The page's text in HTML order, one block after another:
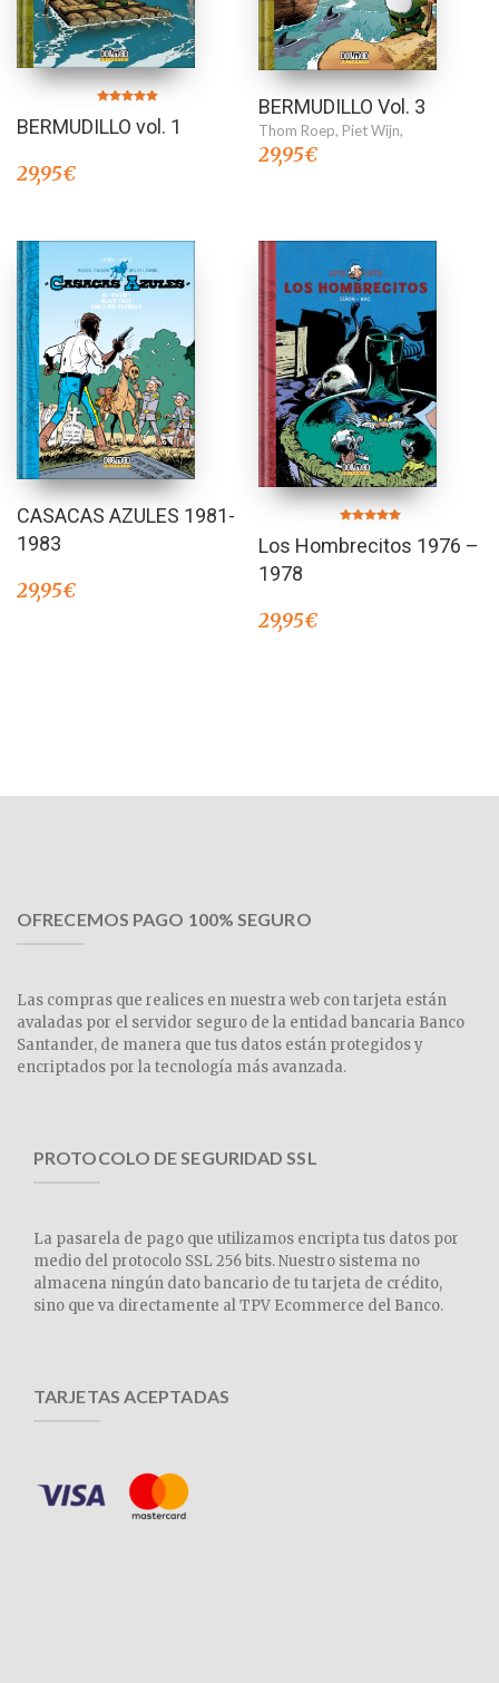
de 5
BERMUDILLO vol. 1
29,95€
BERMUDILLO Vol. 3
Thom Roep, Piet Wijn,
29,95€
CASACAS AZULES 1981-
1983
29,95€
5.00
de 5
Los Hombrecitos 1976 –
1978
29,95€
OFRECEMOS PAGO 100% SEGURO
Las compras que realices en nuestra web con tarjeta están
avaladas por el servidor seguro de la entidad bancaria Banco
Santander, de manera que tus datos están protegidos y
encriptados por la tecnología más avanzada.
PROTOCOLO DE SEGURIDAD SSL
La pasarela de pago que utilizamos encripta tus datos por
medio del protocolo SSL 256 bits. Nuestro sistema no
almacena ningún dato bancario de tu tarjeta de crédito,
sino que va directamente al TPV Ecommerce del Banco.
TARJETAS ACEPTADAS